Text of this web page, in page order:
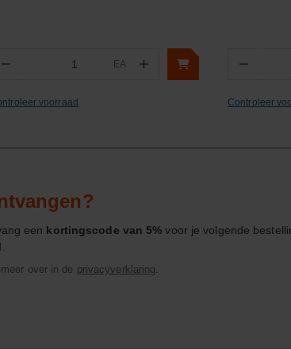
− EA +
voorraad
−
Controleer
een kortingscode van 5% voor je volgende
over in de privacyverklaring.